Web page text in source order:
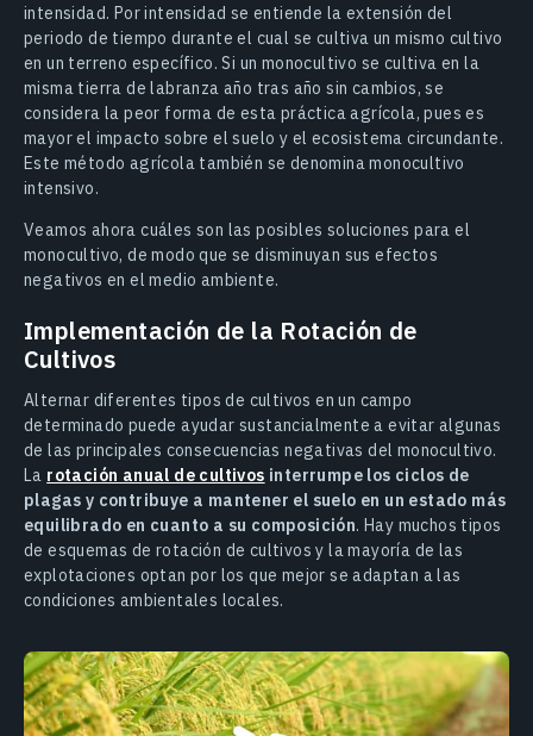
intensidad. Por intensidad se entiende la extensión del
periodo de tiempo durante el cual se cultiva un mismo cultivo
en un terreno específico. Si un monocultivo se cultiva en la
misma tierra de labranza año tras año sin cambios, se
considera la peor forma de esta práctica agrícola, pues es
mayor el impacto sobre el suelo y el ecosistema circundante.
Este método agrícola también se denomina monocultivo
intensivo.
Veamos ahora cuáles son las posibles soluciones para el
monocultivo, de modo que se disminuyan sus efectos
negativos en el medio ambiente.
Implementación de la Rotación de
Cultivos
Alternar diferentes tipos de cultivos en un campo
determinado puede ayudar sustancialmente a evitar algunas
de las principales consecuencias negativas del monocultivo.
La rotación anual de cultivos interrumpe los ciclos de
plagas y contribuye a mantener el suelo en un estado más
equilibrado en cuanto a su composición. Hay muchos tipos
de esquemas de rotación de cultivos y la mayoría de las
explotaciones optan por los que mejor se adaptan a las
condiciones ambientales locales.